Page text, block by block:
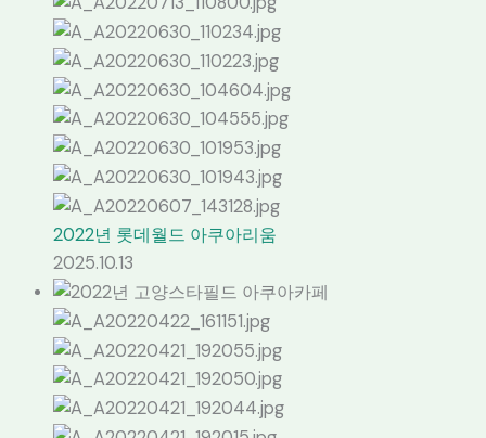
2022년 롯데월드 아쿠아리움
2025.10.13